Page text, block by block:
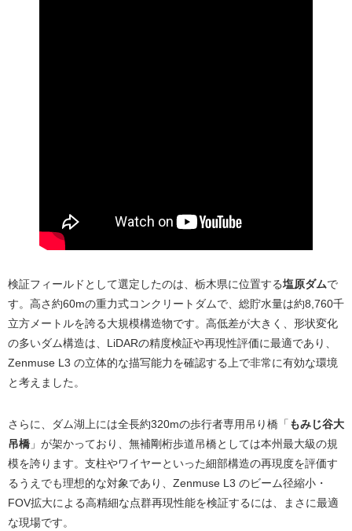
検証フィールドとして選定したのは、栃木県に位置する塩原ダムで
す。高さ約60mの重力式コンクリートダムで、総貯水量は約8,760千
立方メートルを誇る大規模構造物です。高低差が大きく、形状変化
の多いダム構造は、LiDARの精度検証や再現性評価に最適であり、
Zenmuse L3 の立体的な描写能力を確認する上で非常に有効な環境
と考えました。
さらに、ダム湖上には全長約320mの歩行者専用吊り橋「 もみじ谷大
吊橋 」が架かっており、無補剛桁歩道吊橋としては本州最大級の規
模を誇ります。支柱やワイヤーといった細部構造の再現度を評価す
るうえでも理想的な対象であり、Zenmuse L3 のビーム径縮小・
FOV拡大による高精細な点群再現性能を検証するには、まさに最適
な現場です。